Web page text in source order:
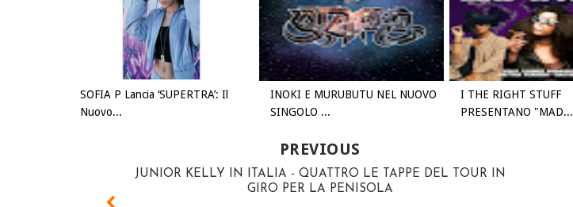
SOFIA P Lancia ‘SUPERTRA’: Il
Nuovo...
INOKI E MURUBUTU NEL NUOVO
SINGOLO ...
I THE RIGHT STUFF
PRESENTANO "MAD...
PREVIOUS
JUNIOR KELLY IN ITALIA - QUATTRO LE TAPPE DEL TOUR IN
GIRO PER LA PENISOLA